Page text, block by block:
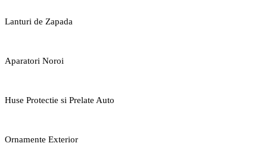
Lanturi de Zapada
Aparatori Noroi
Huse Protectie si Prelate Auto
Ornamente Exterior